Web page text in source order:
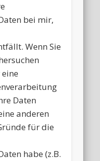
bei mir,
Wenn Sie
Daten
anderen
für die
habe (z.B.